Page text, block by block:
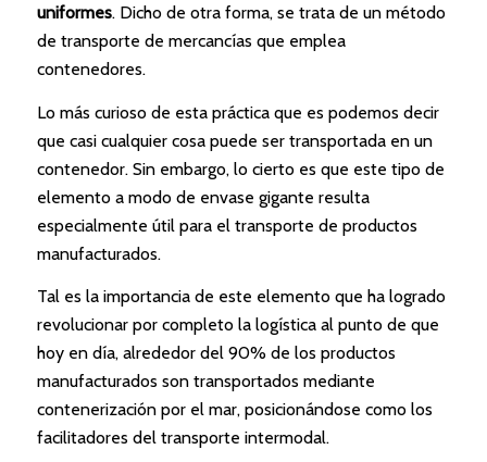
uniformes. Dicho de otra forma, se trata de un método
de transporte de mercancías que emplea
contenedores.
Lo más curioso de esta práctica que es podemos decir
que casi cualquier cosa puede ser transportada en un
contenedor. Sin embargo, lo cierto es que este tipo de
elemento a modo de envase gigante resulta
especialmente útil para el transporte de productos
manufacturados.
Tal es la importancia de este elemento que ha logrado
revolucionar por completo la logística al punto de que
hoy en día, alrededor del 90% de los productos
manufacturados son transportados mediante
contenerización por el mar, posicionándose como los
facilitadores del transporte intermodal.